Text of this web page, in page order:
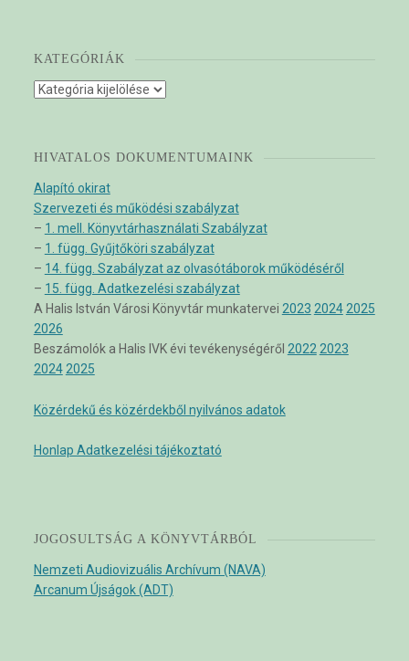
KATEGÓRIÁK
Kategóriák
HIVATALOS DOKUMENTUMAINK
Alapító okirat
Szervezeti és működési szabályzat
– 1. mell. Könyvtárhasználati Szabályzat
– 1. függ. Gyűjtőköri szabályzat
– 14. függ. Szabályzat az olvasótáborok működéséről
– 15. függ. Adatkezelési szabályzat
A Halis István Városi Könyvtár munkatervei 2023 2024 2025
2026
Beszámolók a Halis IVK évi tevékenységéről 2022 2023
2024 2025
Közérdekű és közérdekből nyilvános adatok
Honlap Adatkezelési tájékoztató
JOGOSULTSÁG A KÖNYVTÁRBÓL
Nemzeti Audiovizuális Archívum (NAVA)
Arcanum Újságok (ADT)